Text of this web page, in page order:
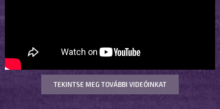
TEKINTSE MEG TOVÁBBI VIDEÓINKAT